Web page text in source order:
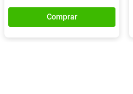
Comprar